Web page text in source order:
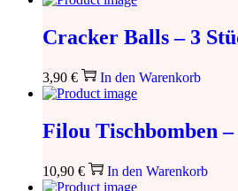
Cracker Balls – 3
3,90 € In den Warenkorb
Filou Tischbomben
10,90 € In den Warenkorb